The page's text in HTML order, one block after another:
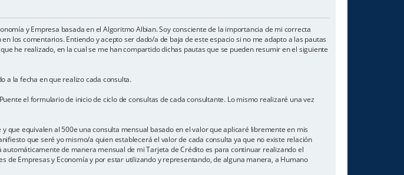
y Empresa basada en el Algoritmo Albian. Soy consciente de la importancia de mi correcta
los comentarios. Entiendo y acepto ser dado/a de baja de este espacio si no me adapto a las pautas
he realizado, en la cual se me han compartido dichas pautas que se pueden resumir en el siguiente
a la fecha en que realizo cada consulta.
el formulario de inicio de ciclo de consultas de cada consultante. Lo mismo realizaré una vez
equivalen al 500e una consulta mensual basado en el valor que aplicaré libremente en mis
que seré yo mismo/a quien establecerá el valor de cada consulta ya que no existe relación
de manera mensual de mi Tarjeta de Crédito es para continuar realizando el
Empresas y Economía y por estar utilizando y representando, de alguna manera, a Humano